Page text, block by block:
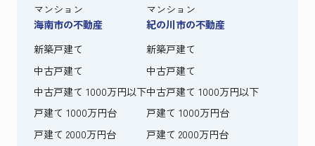
マンション
マンション
海南市の不動産
新築戸建て
中古戸建て
中古戸建て 1000万円以下
戸建て 1000万円台
戸建て 2000万円台
紀の川市の不動産
新築戸建て
中古戸建て
中古戸建て 1000万円以下
戸建て 1000万円台
戸建て 2000万円台